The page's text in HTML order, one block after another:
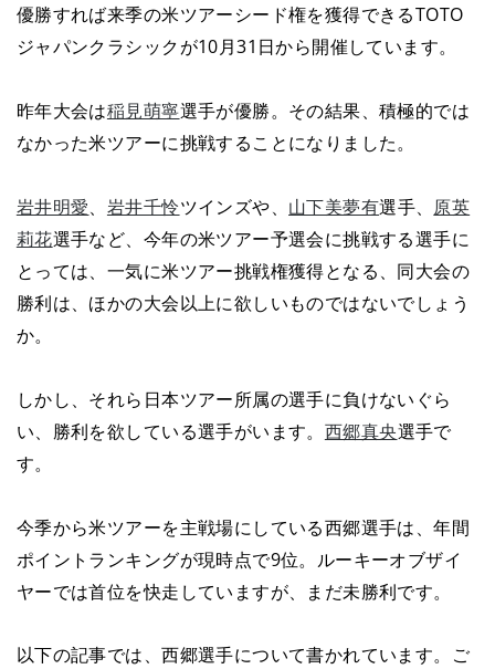
優勝すれば来季の米ツアーシード権を獲得できるTOTO
ジャパンクラシックが10月31日から開催しています。
昨年大会は稲見萌寧選手が優勝。その結果、積極的では
なかった米ツアーに挑戦することになりました。
岩井明愛、 岩井千怜ツインズや、 山下美夢有選手、 原英
莉花選手など、今年の米ツアー予選会に挑戦する選手に
とっては、一気に米ツアー挑戦権獲得となる、同大会の
勝利は、ほかの大会以上に欲しいものではないでしょう
か。
しかし、それら日本ツアー所属の選手に負けないぐら
い、勝利を欲している選手がいます。 西郷真央選手で
す。
今季から米ツアーを主戦場にしている西郷選手は、年間
ポイントランキングが現時点で9位。ルーキーオブザイ
ヤーでは首位を快走していますが、まだ未勝利です。
以下の記事では、西郷選手について書かれています。ご